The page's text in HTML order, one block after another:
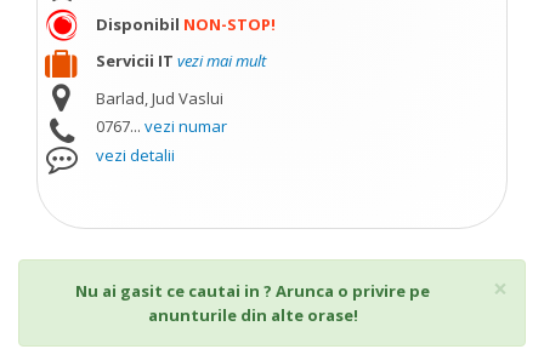
Disponibil NON-STOP!
Servicii IT vezi mai mult
Barlad, Jud Vaslui
0767... vezi numar
vezi detalii
×
Nu ai gasit ce cautai in ? Arunca o privire pe
anunturile din alte orase!